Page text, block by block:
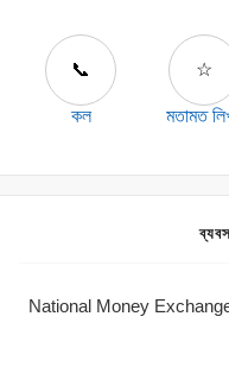
📞
কল
☆
মতামত
National Money Exchange